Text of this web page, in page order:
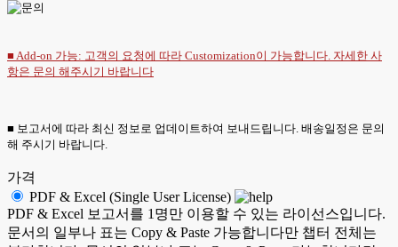
■ Add-on 가능: 고객의 요청에 따라 Customization이 가능합니다. 자세한 사
항은 문의 해주시기 바랍니다
■ 보고서에 따라 최신 정보로 업데이트하여 보내드립니다. 배송일정은 문의
해 주시기 바랍니다.
가격
PDF & Excel (Single User License)
PDF & Excel 보고서를 1명만 이용할 수 있는 라이선스입니다.
문서의 일부나 표는 Copy & Paste 가능합니다만 챕터 전체는